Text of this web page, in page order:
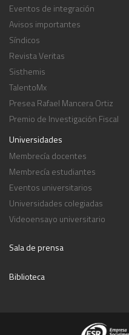
Eventos de integración
Avisos importantes
Síndicos
Revista Veritas
Sisthemis
TalentoMx
Presea Rafael Mancera Ortiz
Premio de Investigación Fiscal
Universidades
Membrecía docentes
Membrecía estudiantes
Eventos universitarios
Universidades colegiadas
Videoensayo universitario
Sala de prensa
Biblioteca